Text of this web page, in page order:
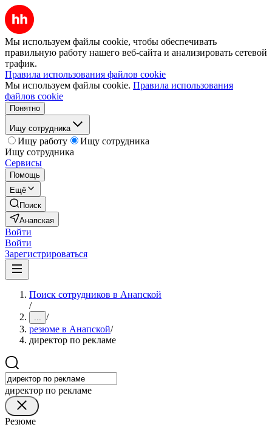
Мы используем файлы cookie, чтобы обеспечивать
правильную работу нашего веб-сайта и анализировать сетевой
трафик.
Правила использования файлов cookie
Мы используем файлы cookie. Правила использования
файлов cookie
Понятно
Ищу сотрудника
Ищу работу
Ищу сотрудника
Ищу сотрудника
Сервисы
Помощь
Ещё
Поиск
Анапская
Войти
Войти
Зарегистрироваться
Поиск сотрудников в Анапской
/
... /
резюме в Анапской/
директор по рекламе
директор по рекламе
Резюме